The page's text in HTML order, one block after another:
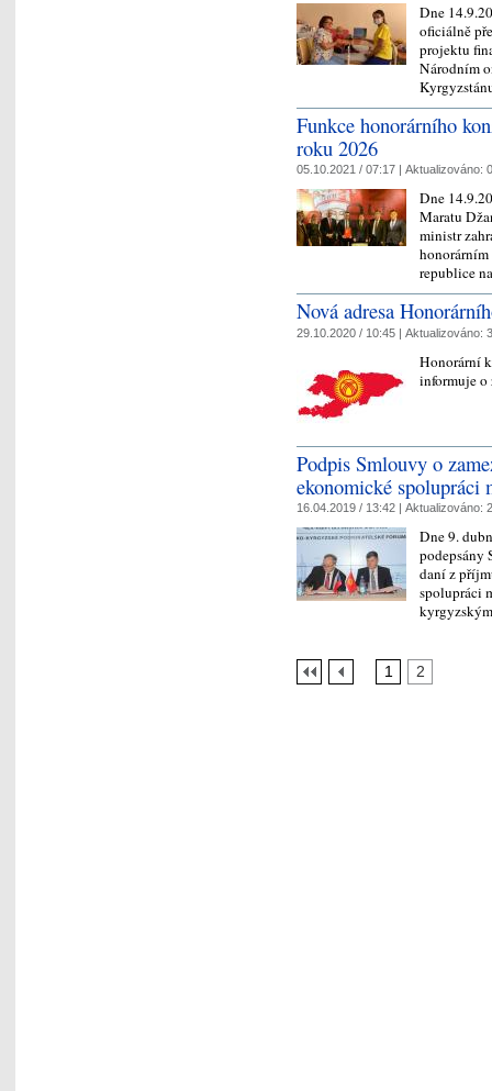
Dne
oficiálně
projektu
Národním
Funkce honorárního
roku 2026
05.10.2021 / 07:17 | Aktualizováno:
Dne
Maratu
ministr
republice
Nová adresa
29.10.2020 / 10:45 | Aktualizováno:
Honorární
informuje o
Podpis Smlouvy o
ekonomické spolupráci
16.04.2019 / 13:42 | Aktualizováno:
Dne 9.
podepsány
daní z
spolupráci
1 2